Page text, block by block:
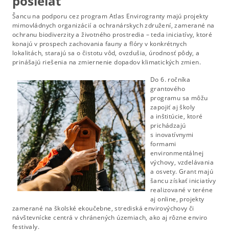
Šancu na podporu cez program Atlas Envirogranty majú projekty
mimovládnych organizácií a ochranárskych združení, zamerané na
ochranu biodiverzity a životného prostredia – teda iniciatívy, ktoré
konajú v prospech zachovania fauny a flóry v konkrétnych
lokalitách, starajú sa o čistotu vôd, ovzdušia, úrodnosť pôdy, a
prinášajú riešenia na zmiernenie dopadov klimatických zmien.
Do 6. ročníka
grantového
programu sa môžu
zapojiť aj školy
a inštitúcie, ktoré
prichádzajú
s inovatívnymi
formami
environmentálnej
výchovy, vzdelávania
a osvety. Grant majú
šancu získať iniciatívy
realizované v teréne
aj online, projekty
zamerané na školské ekoučebne, strediská envirovýchovy či
návštevnícke centrá v chránených územiach, ako aj rôzne enviro
festivaly.